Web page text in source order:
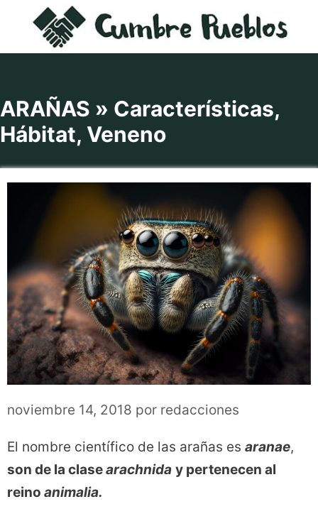
contenido
ARAÑAS » Características,
Hábitat, Veneno
noviembre 14, 2018 por redacciones
El nombre científico de las arañas es aranae,
son de la clasearachnida y pertenecen al
reino animalia.